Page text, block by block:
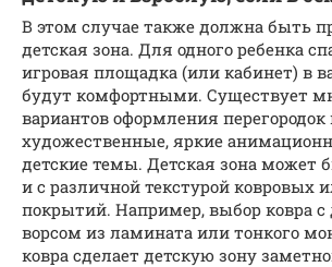
В этом случае также должна быть
детская зона. Для одного ребенка
игровая площадка (или кабинет) в
будут комфортными. Существует
вариантов оформления перегородок
художественные, яркие
детские темы. Детская зона может
и с различной текстурой ковровых
покрытий. Например, выбор ковра
ворсом из ламината или тонкого
ковра сделает детскую зону